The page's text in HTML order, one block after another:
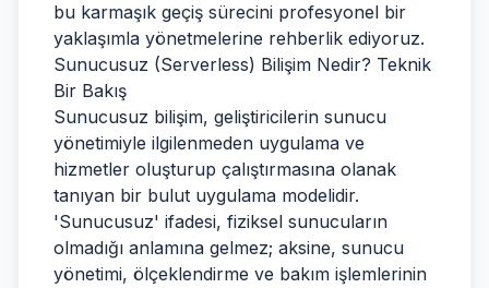
bu karmaşık geçiş sürecini profesyonel bir
yaklaşımla yönetmelerine rehberlik ediyoruz.
Sunucusuz (Serverless) Bilişim Nedir? Teknik
Bir Bakış
Sunucusuz bilişim, geliştiricilerin sunucu
yönetimiyle ilgilenmeden uygulama ve
hizmetler oluşturup çalıştırmasına olanak
tanıyan bir bulut uygulama modelidir.
'Sunucusuz' ifadesi, fiziksel sunucuların
olmadığı anlamına gelmez; aksine, sunucu
yönetimi, ölçeklendirme ve bakım işlemlerinin